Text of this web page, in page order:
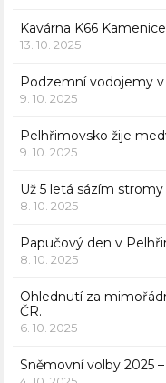
Kavárna K66
13. 10. 2025
Podzemní vodojemy
9. 10. 2025
Pelhřimovsko žije
9. 10. 2025
Už 5 letá sázím stromy
8. 10. 2025
Papučový den v
8. 10. 2025
Ohlednutí za
ČR.
6. 10. 2025
Sněmovní volby 2025